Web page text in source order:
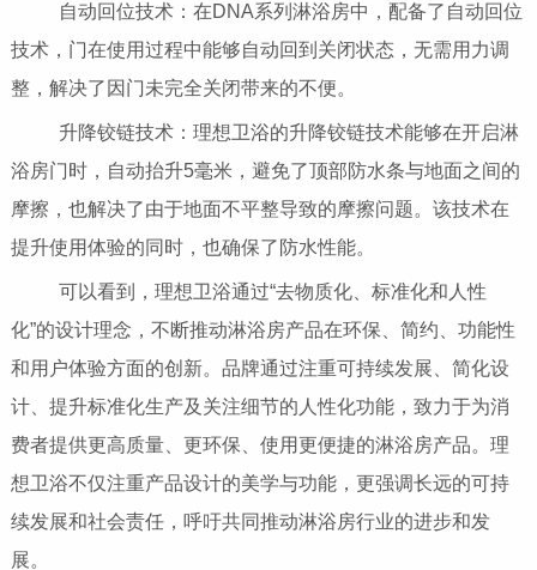
自动回位技术：在DNA系列淋浴房中，配备了自动回位
技术，门在使用过程中能够自动回到关闭状态，无需用力调
整，解决了因门未完全关闭带来的不便。
升降铰链技术：理想卫浴的升降铰链技术能够在开启淋
浴房门时，自动抬升5毫米，避免了顶部防水条与地面之间的
摩擦，也解决了由于地面不平整导致的摩擦问题。该技术在
提升使用体验的同时，也确保了防水性能。
可以看到，理想卫浴通过“去物质化、标准化和人性
化”的设计理念，不断推动淋浴房产品在环保、简约、功能性
和用户体验方面的创新。品牌通过注重可持续发展、简化设
计、提升标准化生产及关注细节的人性化功能，致力于为消
费者提供更高质量、更环保、使用更便捷的淋浴房产品。理
想卫浴不仅注重产品设计的美学与功能，更强调长远的可持
续发展和社会责任，呼吁共同推动淋浴房行业的进步和发
展。